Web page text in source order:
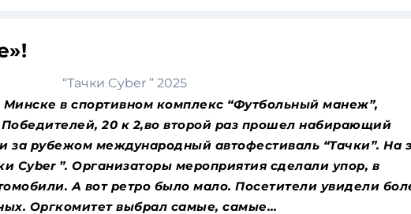
в спортивном комплекс “Футбольный манеж”,
20 к 2,во второй раз прошел набирающий
за рубежом международный автофестиваль “Тачки”. На
Cyber ”. Организаторы мероприятия сделали упор, в
А вот ретро было мало. Посетители увидели
Оргкомитет выбрал самые, самые…